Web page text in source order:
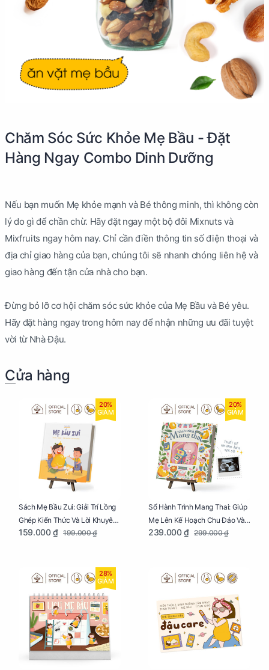
Chăm Sóc Sức Khỏe Mẹ Bầu - Đặt
Hàng Ngay Combo Dinh Dưỡng
Nếu bạn muốn Mẹ khỏe mạnh và Bé thông minh, thì không còn
lý do gì để chần chừ. Hãy đặt ngay một bộ đôi Mixnuts và
Mixfruits ngay hôm nay. Chỉ cần điền thông tin số điện thoại và
địa chỉ giao hàng của bạn, chúng tôi sẽ nhanh chóng liên hệ và
giao hàng đến tận cửa nhà cho bạn.
Đừng bỏ lỡ cơ hội chăm sóc sức khỏe của Mẹ Bầu và Bé yêu.
Hãy đặt hàng ngay trong hôm nay để nhận những ưu đãi tuyệt
vời từ Nhà Đậu.
Cửa hàng
20%
GIẢM
Sách Mẹ Bầu Zui: Giải Trí Lồng
Ghép Kiến Thức Và Lời Khuyên
Mang Thai Bổ Ích
159.000 ₫ 199.000 ₫
20%
GIẢM
Sổ Hành Trình Mang Thai: Giúp
Mẹ Lên Kế Hoạch Chu Đáo Và
Lưu Giữ Kỷ Niệm Mang Thai
239.000 ₫ 299.000 ₫
28%
GIẢM